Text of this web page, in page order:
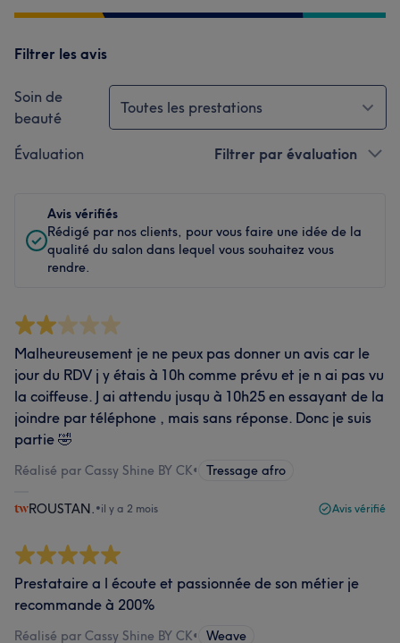
Filtrer les avis
Soin de
beauté
Toutes les prestations
Évaluation Filtrer par évaluation
Avis vérifiés
Rédigé par nos clients, pour vous faire une idée de la
qualité du salon dans lequel vous souhaitez vous
rendre.
Malheureusement je ne peux pas donner un avis car le
jour du RDV j y étais à 10h comme prévu et je n ai pas vu
la coiffeuse. J ai attendu jusqu à 10h25 en essayant de la
joindre par téléphone , mais sans réponse. Donc je suis
partie 🤣
Réalisé par Cassy Shine BY CK• Tressage afro
ROUSTAN. •il y a 2 mois Avis vérifié
Prestataire a l écoute et passionnée de son métier je
recommande à 200%
Réalisé par Cassy Shine BY CK• Weave